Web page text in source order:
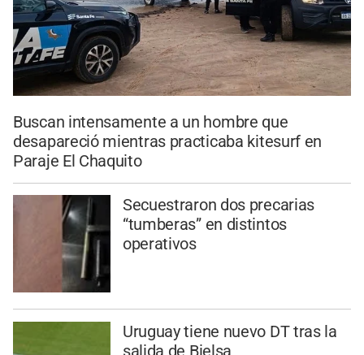
Buscan intensamente a un hombre que
desapareció mientras practicaba kitesurf en
Paraje El Chaquito
Secuestraron dos precarias
“tumberas” en distintos
operativos
Uruguay tiene nuevo DT tras la